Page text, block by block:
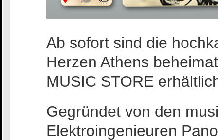
Ab sofort sind die
Herzen Athens
MUSIC STORE
Gegründet von den
Elektroingenieuren